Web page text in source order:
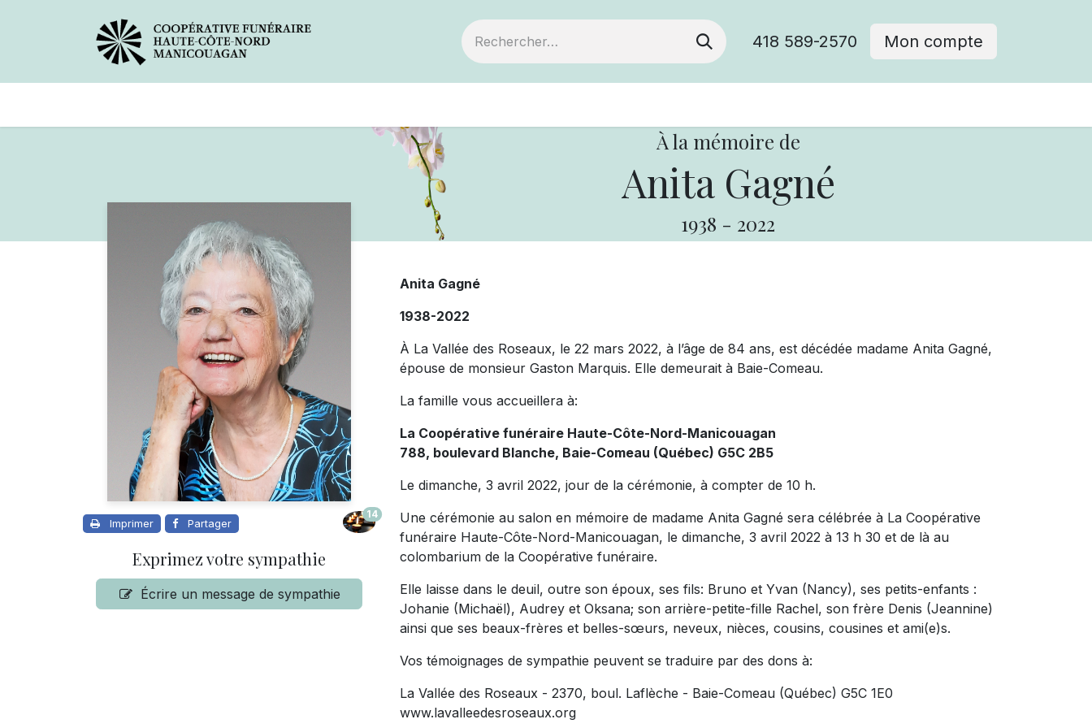
418 589-2570 Mon compte
À la mémoire de
Anita Gagné
1938 - 2022
Imprimer Partager
14
Exprimez votre sympathie
Écrire un message de sympathie
Anita Gagné
1938-2022
À La Vallée des Roseaux, le 22 mars 2022, à l’âge de 84 ans, est décédée madame Anita Gagné,
épouse de monsieur Gaston Marquis. Elle demeurait à Baie-Comeau.
La famille vous accueillera à:
La Coopérative funéraire Haute-Côte-Nord-Manicouagan
788, boulevard Blanche, Baie-Comeau (Québec) G5C 2B5
Le dimanche, 3 avril 2022, jour de la cérémonie, à compter de 10 h.
Une cérémonie au salon en mémoire de madame Anita Gagné sera célébrée à La Coopérative
funéraire Haute-Côte-Nord-Manicouagan, le dimanche, 3 avril 2022 à 13 h 30 et de là au
colombarium de la Coopérative funéraire.
Elle laisse dans le deuil, outre son époux, ses fils: Bruno et Yvan (Nancy), ses petits-enfants :
Johanie (Michaël), Audrey et Oksana; son arrière-petite-fille Rachel, son frère Denis (Jeannine)
ainsi que ses beaux-frères et belles-sœurs, neveux, nièces, cousins, cousines et ami(e)s.
Vos témoignages de sympathie peuvent se traduire par des dons à:
La Vallée des Roseaux - 2370, boul. Laflèche - Baie-Comeau (Québec) G5C 1E0
www.lavalleedesroseaux.org